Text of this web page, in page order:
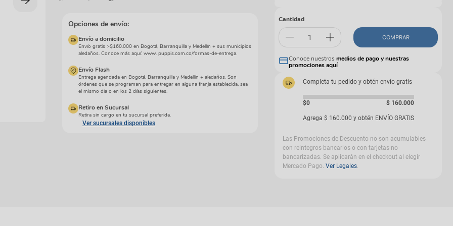
manchas
Opciones de envío:
Envío a domicilio
Envío gratis >$160.000 en Bogotá, Barranquilla y Medellín + sus municipios
aledaños. Conoce más aquí: www. puppis.com.co/formas-de-entrega.
Envío Flash
Entrega agendada en Bogotá, Barranquilla y Medellín + aledaños. Son
órdenes que se programan para entregar en alguna franja establecida, sea
el mismo día o en los 2 días siguientes.
Retiro en Sucursal
Retira sin cargo en tu sucursal preferida.
Ver sucursales disponibles
Cantidad
COMPRAR
Conoce nuestros medios de pago y nuestras
promociones aquí
Completa tu pedido y obtén envío gratis
$0 $ 160.000
Agrega $ 160.000 y obtén ENVÍO GRATIS
Las Promociones de Descuento no son acumulables
con reintegros bancarios o con tarjetas no
bancarizadas. Se aplicarán en el checkout al elegir
Mercado Pago. Ver Legales.